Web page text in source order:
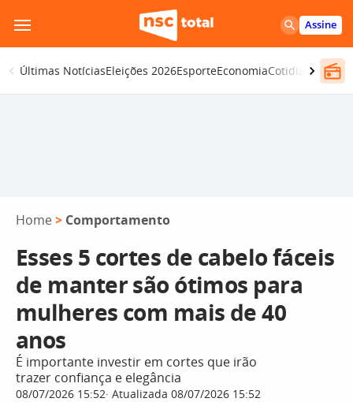
para
o
conteúdo
Assine
Últimas NotíciasEleições 2026EsporteEconomiaCotidiano
Home > Comportamento
Esses 5 cortes de cabelo fáceis
de manter são ótimos para
mulheres com mais de 40
anos
É importante investir em cortes que irão
trazer confiança e elegância
08/07/2026 15:52 Atualizada 08/07/2026 15:52